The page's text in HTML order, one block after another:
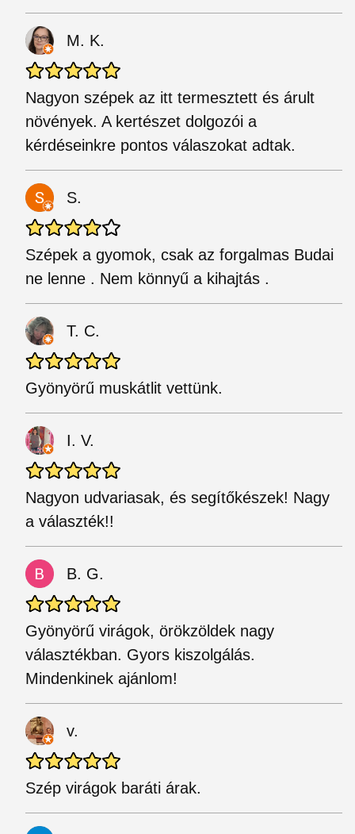
M. K.
Nagyon szépek az itt termesztett és árult
növények. A kertészet dolgozói a
kérdéseinkre pontos válaszokat adtak.
S.
Szépek a gyomok, csak az forgalmas Budai
ne lenne . Nem könnyű a kihajtás .
T. C.
Gyönyörű muskátlit vettünk.
I. V.
Nagyon udvariasak, és segítőkészek! Nagy
a választék!!
B. G.
Gyönyörű virágok, örökzöldek nagy
választékban. Gyors kiszolgálás.
Mindenkinek ajánlom!
v.
Szép virágok baráti árak.